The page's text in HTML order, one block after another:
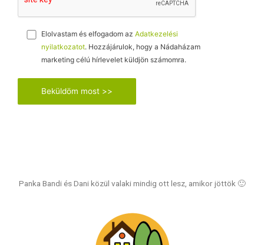
Elolvastam és elfogadom az Adatkezelési
nyilatkozatot. Hozzájárulok, hogy a Nádaházam
marketing célú hírlevelet küldjön számomra.
Panka Bandi és Dani közül valaki mindig ott lesz, amikor jöttök 🙂